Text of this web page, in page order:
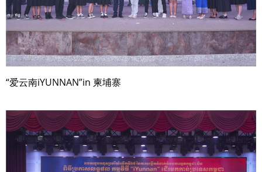
“爱云南iYUNNAN”in 柬埔寨